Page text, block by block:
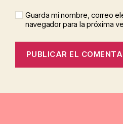
Guarda mi nombre, correo
navegador para la próxima